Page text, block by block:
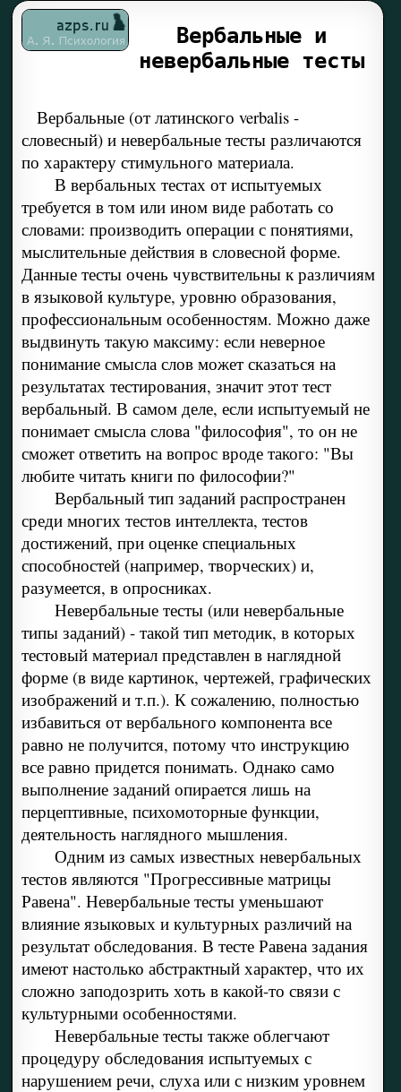
Вербальные и
невербальные тесты
Вербальные (от латинского verbalis -
словесный) и невербальные тесты различаются
по характеру стимульного материала.
В вербальных тестах от испытуемых
требуется в том или ином виде работать со
словами: производить операции с понятиями,
мыслительные действия в словесной форме.
Данные тесты очень чувствительны к различиям
в языковой культуре, уровню образования,
профессиональным особенностям. Можно даже
выдвинуть такую максиму: если неверное
понимание смысла слов может сказаться на
результатах тестирования, значит этот тест
вербальный. В самом деле, если испытуемый не
понимает смысла слова "философия", то он не
сможет ответить на вопрос вроде такого: "Вы
любите читать книги по философии?"
Вербальный тип заданий распространен
среди многих тестов интеллекта, тестов
достижений, при оценке специальных
способностей (например, творческих) и,
разумеется, в опросниках.
Невербальные тесты (или невербальные
типы заданий) - такой тип методик, в которых
тестовый материал представлен в наглядной
форме (в виде картинок, чертежей, графических
изображений и т.п.). К сожалению, полностью
избавиться от вербального компонента все
равно не получится, потому что инструкцию
все равно придется понимать. Однако само
выполнение заданий опирается лишь на
перцептивные, психомоторные функции,
деятельность наглядного мышления.
Одним из самых известных невербальных
тестов являются "Прогрессивные матрицы
Равена". Невербальные тесты уменьшают
влияние языковых и культурных различий на
результат обследования. В тесте Равена задания
имеют настолько абстрактный характер, что их
сложно заподозрить хоть в какой-то связи с
культурными особенностями.
Невербальные тесты также облегчают
процедуру обследования испытуемых с
нарушением речи, слуха или с низким уровнем